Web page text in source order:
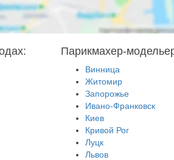
Парикмахер-
Винница
Житомир
Запорожье
Ивано-Франковск
Киев
Кривой Рог
Луцк
Львов